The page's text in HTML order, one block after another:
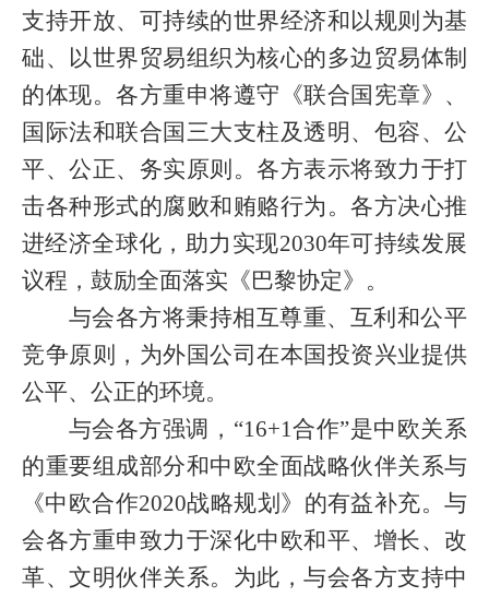
支持开放、可持续的世界经济和以规则为基
础、以世界贸易组织为核心的多边贸易体制
的体现。各方重申将遵守《联合国宪章》、
国际法和联合国三大支柱及透明、包容、公
平、公正、务实原则。各方表示将致力于打
击各种形式的腐败和贿赂行为。各方决心推
进经济全球化，助力实现2030年可持续发展
议程，鼓励全面落实《巴黎协定》。
与会各方将秉持相互尊重、互利和公平
竞争原则，为外国公司在本国投资兴业提供
公平、公正的环境。
与会各方强调，“16+1合作”是中欧关系
的重要组成部分和中欧全面战略伙伴关系与
《中欧合作2020战略规划》的有益补充。与
会各方重申致力于深化中欧和平、增长、改
革、文明伙伴关系。为此，与会各方支持中